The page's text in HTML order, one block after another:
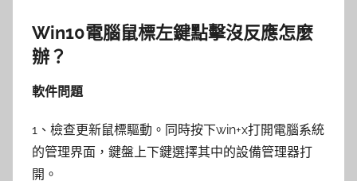
Win10電腦鼠標左鍵點擊沒反應怎麼
辦？
軟件問題
1、檢查更新鼠標驅動。同時按下win+x打開電腦系統
的管理界面，鍵盤上下鍵選擇其中的設備管理器打
開。